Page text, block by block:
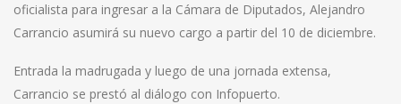
oficialista para ingresar a la Cámara de Diputados, Alejandro
Carrancio asumirá su nuevo cargo a partir del 10 de diciembre.
Entrada la madrugada y luego de una jornada extensa,
Carrancio se prestó al diálogo con Infopuerto.